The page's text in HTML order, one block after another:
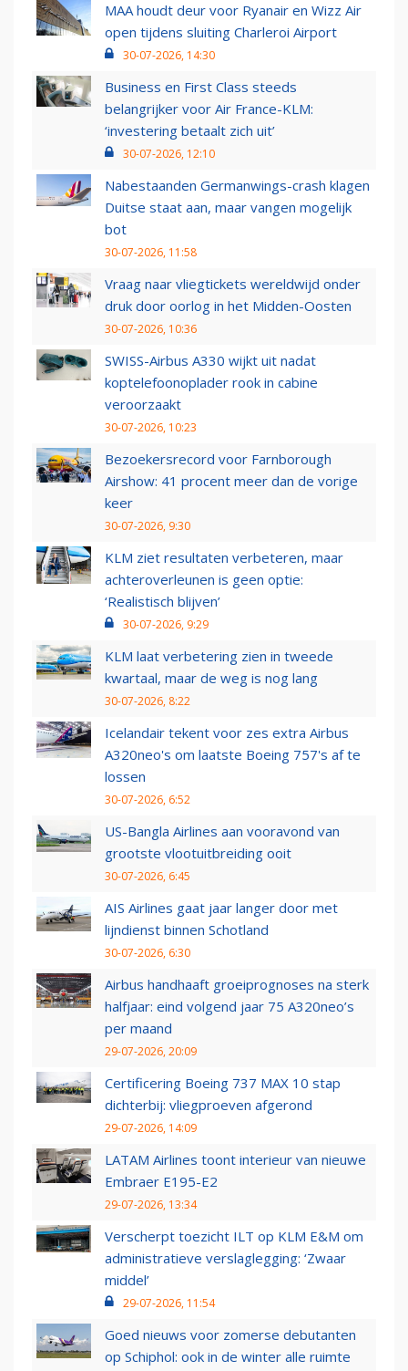
MAA houdt deur voor Ryanair en Wizz Air
open tijdens sluiting Charleroi Airport
30-07-2026, 14:30
Business en First Class steeds
belangrijker voor Air France-KLM:
‘investering betaalt zich uit’
30-07-2026, 12:10
Nabestaanden Germanwings-crash klagen
Duitse staat aan, maar vangen mogelijk
bot
30-07-2026, 11:58
Vraag naar vliegtickets wereldwijd onder
druk door oorlog in het Midden-Oosten
30-07-2026, 10:36
SWISS-Airbus A330 wijkt uit nadat
koptelefoonoplader rook in cabine
veroorzaakt
30-07-2026, 10:23
Bezoekersrecord voor Farnborough
Airshow: 41 procent meer dan de vorige
keer
30-07-2026, 9:30
KLM ziet resultaten verbeteren, maar
achteroverleunen is geen optie:
‘Realistisch blijven’
30-07-2026, 9:29
KLM laat verbetering zien in tweede
kwartaal, maar de weg is nog lang
30-07-2026, 8:22
Icelandair tekent voor zes extra Airbus
A320neo's om laatste Boeing 757's af te
lossen
30-07-2026, 6:52
US-Bangla Airlines aan vooravond van
grootste vlootuitbreiding ooit
30-07-2026, 6:45
AIS Airlines gaat jaar langer door met
lijndienst binnen Schotland
30-07-2026, 6:30
Airbus handhaaft groeiprognoses na sterk
halfjaar: eind volgend jaar 75 A320neo’s
per maand
29-07-2026, 20:09
Certificering Boeing 737 MAX 10 stap
dichterbij: vliegproeven afgerond
29-07-2026, 14:09
LATAM Airlines toont interieur van nieuwe
Embraer E195-E2
29-07-2026, 13:34
Verscherpt toezicht ILT op KLM E&M om
administratieve verslaglegging: ‘Zwaar
middel’
29-07-2026, 11:54
Goed nieuws voor zomerse debutanten
op Schiphol: ook in de winter alle ruimte